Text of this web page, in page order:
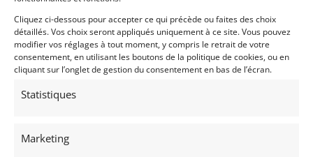
Cliquez ci-dessous pour accepter ce qui précède ou faites des choix
détaillés. Vos choix seront appliqués uniquement à ce site. Vous pouvez
modifier vos réglages à tout moment, y compris le retrait de votre
consentement, en utilisant les boutons de la politique de cookies, ou en
cliquant sur l’onglet de gestion du consentement en bas de l’écran.
Statistiques
Marketing
Passeports techniques
Passeport
technique